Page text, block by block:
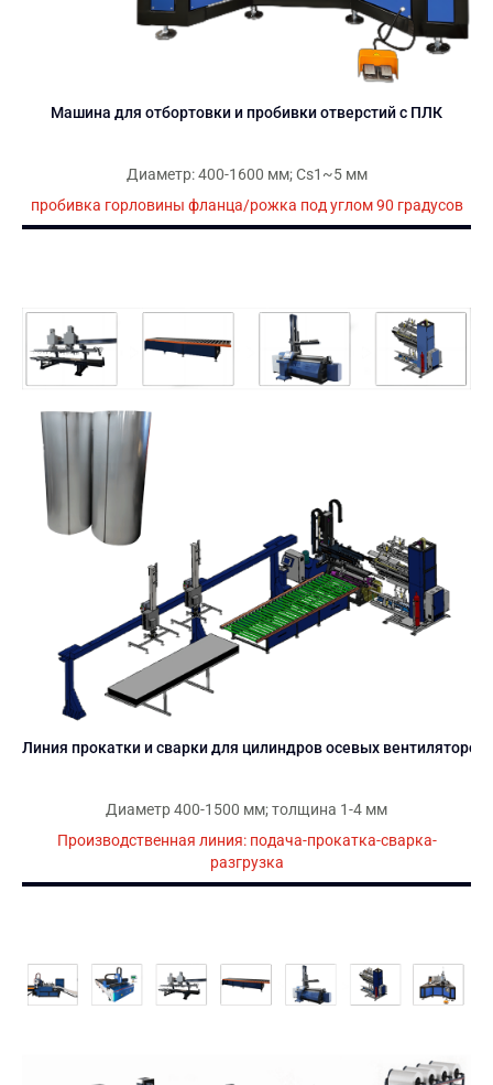
Машина для отбортовки и пробивки отверстий с ПЛК
Диаметр: 400-1600 мм; Cs1~5 мм
пробивка горловины фланца/рожка под углом 90 градусов
Линия прокатки и сварки для цилиндров осевых вентиляторов
Диаметр 400-1500 мм; толщина 1-4 мм
Производственная линия: подача-прокатка-сварка-
разгрузка